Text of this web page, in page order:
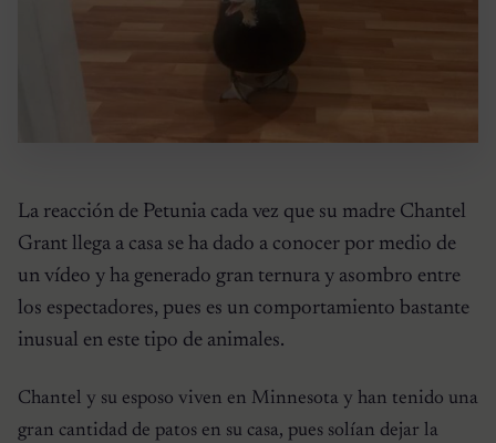
La reacción de Petunia cada vez que su madre Chantel
Grant llega a casa se ha dado a conocer por medio de
un vídeo y ha generado gran ternura y asombro entre
los espectadores, pues es un comportamiento bastante
inusual en este tipo de animales.
Chantel y su esposo viven en Minnesota y han tenido una
gran cantidad de patos en su casa, pues solían dejar la